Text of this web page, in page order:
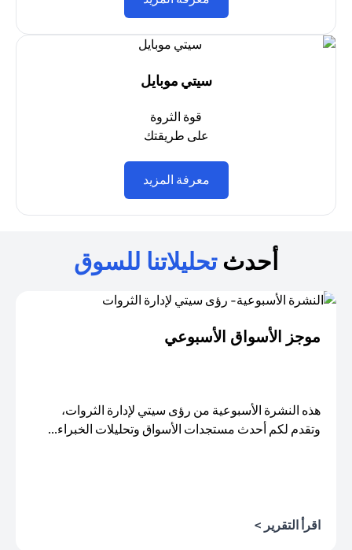
سيتي موبايل
قوة الثروة
على طريقتك
معرفة المزيد
أحدثتحليلاتنا للسوق
موجز الأسواق الأسبوعي
هذه النشرة الأسبوعية من رؤى سيتي لإدارة الثروات،
وتقدم لكم أحدث مستجدات الأسواق وتحليلات الخبراء...
اقرأ التقرير >